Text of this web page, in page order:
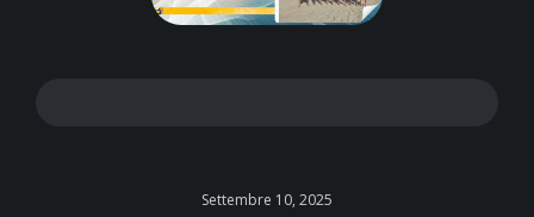
Settembre 10, 2025